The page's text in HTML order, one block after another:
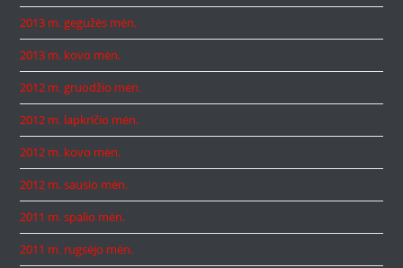
2013 m. gegužės mėn.
2013 m. kovo mėn.
2012 m. gruodžio mėn.
2012 m. lapkričio mėn.
2012 m. kovo mėn.
2012 m. sausio mėn.
2011 m. spalio mėn.
2011 m. rugsėjo mėn.